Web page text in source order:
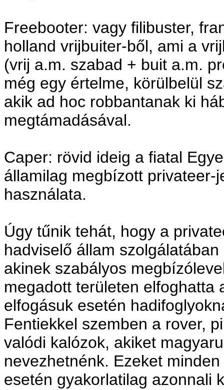
Freebooter: vagy filibuster,
holland vrijbuiter-ből, ami a
(vrij a.m. szabad + buit a.m.
még egy értelme, körülbelül
akik ad hoc robbantanak ki
megtámadásával.
Caper: rövid ideig a fiatal
államilag megbízott privateer-
használata.
Úgy tűnik tehát, hogy a
hadviselő állam
akinek szabályos
megadott területen elfoghatta
elfogásuk esetén
Fentiekkel szemben a rover,
valódi kalózok, akiket
nevezhetnénk. Ezeket
esetén gyakorlatilag azonnali